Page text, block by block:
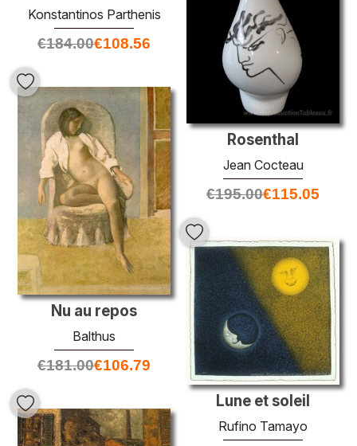
Konstantinos Parthenis
€184.00€108.56
Rosenthal
Jean Cocteau
€195.00€115.05
Nu au repos
Balthus
€181.00€106.79
Lune et soleil
Rufino Tamayo